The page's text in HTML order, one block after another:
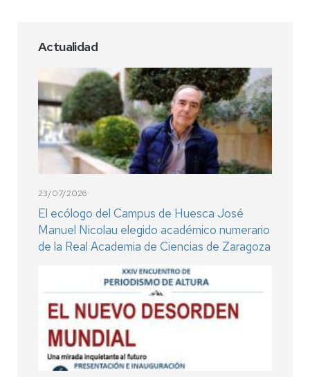
Actualidad
23/07/2026
El ecólogo del Campus de Huesca José
Manuel Nicolau elegido académico numerario
de la Real Academia de Ciencias de Zaragoza